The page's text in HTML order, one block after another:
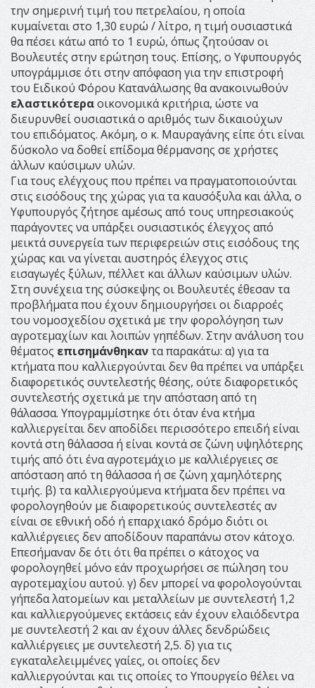
την σημερινή τιμή του πετρελαίου, η οποία
κυμαίνεται στο 1,30 ευρώ / λίτρο, η τιμή ουσιαστικά
θα πέσει κάτω από το 1 ευρώ, όπως ζητούσαν οι
Βουλευτές στην ερώτηση τους. Επίσης, ο Υφυπουργός
υπογράμμισε ότι στην απόφαση για την επιστροφή
του Ειδικού Φόρου Κατανάλωσης θα ανακοινωθούν
ελαστικότεραοικονομικά κριτήρια, ώστε να
διευρυνθεί ουσιαστικά ο αριθμός των δικαιούχων
του επιδόματος. Ακόμη, ο κ. Μαυραγάνης είπε ότι είναι
δύσκολο να δοθεί επίδομα θέρμανσης σε χρήστες
άλλων καύσιμων υλών.
Για τους ελέγχους που πρέπει να πραγματοποιούνται
στις εισόδους της χώρας για τα καυσόξυλα και άλλα, ο
Υφυπουργός ζήτησε αμέσως από τους υπηρεσιακούς
παράγοντες να υπάρξει ουσιαστικός έλεγχος από
μεικτά συνεργεία των περιφερειών στις εισόδους της
χώρας και να γίνεται αυστηρός έλεγχος στις
εισαγωγές ξύλων, πέλλετ και άλλων καύσιμων υλών.
Στη συνέχεια της σύσκεψης οι Βουλευτές έθεσαν τα
προβλήματα που έχουν δημιουργήσει οι διαρροές
του νομοσχεδίου σχετικά με την φορολόγηση των
αγροτεμαχίων και λοιπών γηπέδων. Στην ανάλυση του
θέματος επισημάνθηκαντα παρακάτω: α) για τα
κτήματα που καλλιεργούνται δεν θα πρέπει να υπάρξει
διαφορετικός συντελεστής θέσης, ούτε διαφορετικός
συντελεστής σχετικά με την απόσταση από τη
θάλασσα. Υπογραμμίστηκε ότι όταν ένα κτήμα
καλλιεργείται δεν αποδίδει περισσότερο επειδή είναι
κοντά στη θάλασσα ή είναι κοντά σε ζώνη υψηλότερης
τιμής από ότι ένα αγροτεμάχιο με καλλιέργειες σε
απόσταση από τη θάλασσα ή σε ζώνη χαμηλότερης
τιμής. β) τα καλλιεργούμενα κτήματα δεν πρέπει να
φορολογηθούν με διαφορετικούς συντελεστές αν
είναι σε εθνική οδό ή επαρχιακό δρόμο διότι οι
καλλιέργειες δεν αποδίδουν παραπάνω στον κάτοχο.
Επεσήμαναν δε ότι ότι θα πρέπει ο κάτοχος να
φορολογηθεί μόνο εάν προχωρήσει σε πώληση του
αγροτεμαχίου αυτού. γ) δεν μπορεί να φορολογούνται
γήπεδα λατομείων και μεταλλείων με συντελεστή 1,2
και καλλιεργούμενες εκτάσεις εάν έχουν ελαιόδεντρα
με συντελεστή 2 και αν έχουν άλλες δενδρώδεις
καλλιέργειες με συντελεστή 2,5. δ) για τις
εγκαταλελειμμένες γαίες, οι οποίες δεν
καλλιεργούνται και τις οποίες το Υπουργείο θέλει να